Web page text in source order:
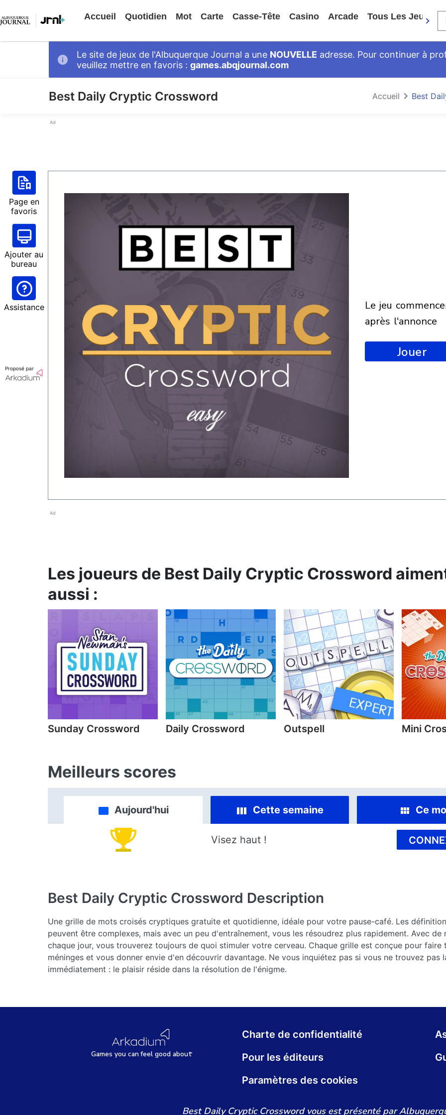
Accueil Quotidien Mot Carte Casse-Tête Casino Arcade Tous Les Jeux
Le site de jeux de l'Albuquerque Journal a une NOUVELLE adresse. Pour continuer à
veuillez mettre en favoris : games.abqjournal.com
Best Daily Cryptic Crossword Accueil Best
Ad
Page en
favoris
Ajouter au
bureau
Assistance
Proposé par
le jeu commencera
après l'annonce
Jouer
Ad
Les joueurs de Best Daily Cryptic Crossword
aussi :
Sunday Crossword Daily Crossword Outspell Mini
Meilleurs scores
Aujourd'hui Cette semaine Ce
Visez haut !
Best Daily Cryptic Crossword Description
Une grille de mots croisés cryptiques gratuite et quotidienne, idéale pour votre pause-café. Les
peuvent être complexes, mais avec un peu d'entraînement, vous les résoudrez plus rapidement. Avec de
chaque jour, vous trouverez toujours de quoi stimuler votre cerveau. Chaque grille est conçue pour faire
méninges et vous donner envie d'en découvrir davantage. Ne vous inquiétez pas si vous ne trouvez pas
immédiatement : le plaisir réside dans la résolution de l'énigme.
Games you canfeel good about
Charte de confidentialité
Pour les éditeurs
Paramètres des cookies
Best Daily Cryptic Crossword vous est présenté par